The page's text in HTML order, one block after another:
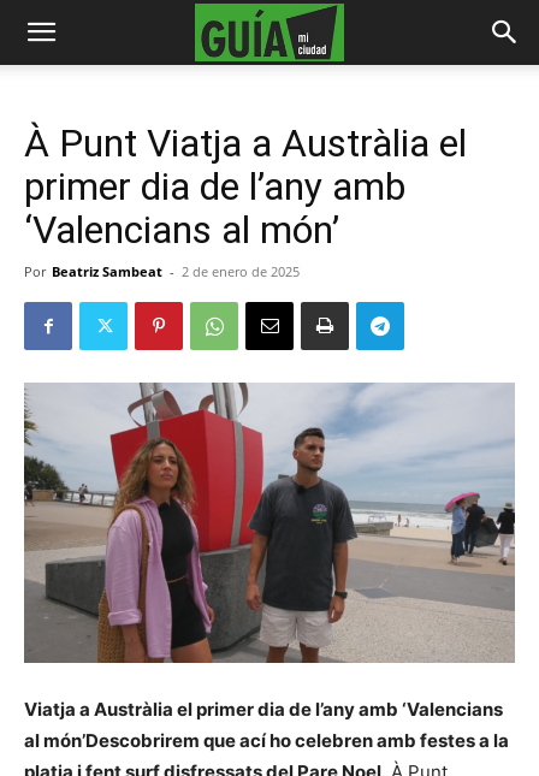
À Punt Viatja a Austràlia el
primer dia de l’any amb
‘Valencians al món’
Por Beatriz Sambeat - 2 de enero de 2025
Viatja a Austràlia el primer dia de l’any amb ‘Valencians
al món’Descobrirem que ací ho celebren amb festes a la